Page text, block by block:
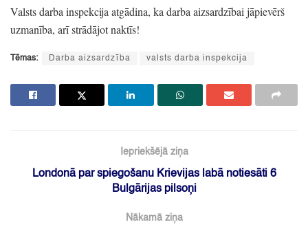
Valsts darba inspekcija atgādina, ka darba aizsardzībai jāpievērš
uzmanība, arī strādājot naktīs!
Tēmas: Darba aizsardzība valsts darba inspekcija
Iepriekšējā ziņa
Londonā par spiegošanu Krievijas labā notiesāti 6
Bulgārijas pilsoņi
Nākamā ziņa